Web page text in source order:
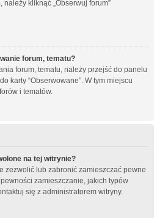
kliknąć „Obserwuj forum”
forum, tematu?
forum, tematu, należy przejść do panelu
karty “Obserwowane”. W tym miejscu
i tematów.
na tej witrynie?
zezwolić lub zabronić zamieszczać pewne
zamieszczanie, jakich typów
się z administratorem witryny.